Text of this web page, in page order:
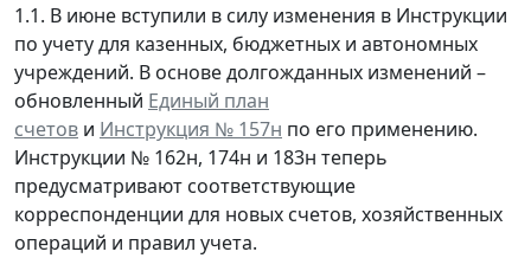
1.1. В июне вступили в силу изменения в Инструкции
по учету для казенных, бюджетных и автономных
учреждений. В основе долгожданных изменений –
обновленный Единый план
счетов и Инструкция № 157н по его применению.
Инструкции № 162н, 174н и 183н теперь
предусматривают соответствующие
корреспонденции для новых счетов, хозяйственных
операций и правил учета.